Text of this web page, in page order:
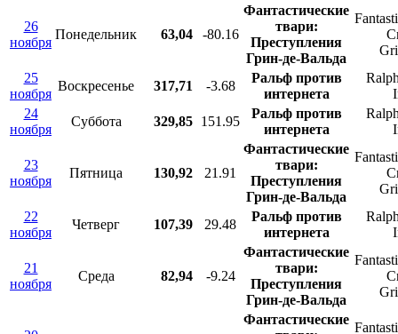
26
ноября
Понедельник 63,04 -80.16
Фантастические
твари:
Преступления
Грин-де-Вальда
25
ноября
Воскресенье 317,71 -3.68
Ральф против
интернета
24
ноября
Суббота 329,85 151.95
Ральф против
интернета
23
ноября
Пятница 130,92 21.91
Фантастические
твари:
Преступления
Грин-де-Вальда
22
ноября
Четверг 107,39 29.48
Ральф против
интернета
21
ноября
Среда 82,94 -9.24
Фантастические
твари:
Преступления
Грин-де-Вальда
Фантастические